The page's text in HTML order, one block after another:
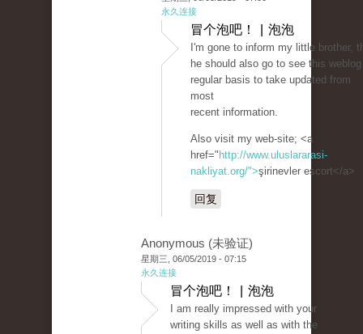
永久连接
冒个泡吧！ | 泡泡
I'm gone to inform my little brother,
he should also go to see this
regular basis to take updated from
most
recent information.
Also visit my web-site; <a
href=" http://www.uluslararasi-
nakliyat.org/">şirinevler escort</a>
回复
Anonymous (未验证)
星期三, 06/05/2019 - 07:15
永久连接
冒个泡吧！ | 泡泡
I am really impressed with your
writing skills as well as with the